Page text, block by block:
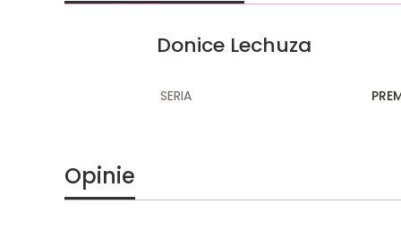
Donice Lechuza
SERIA
Opinie